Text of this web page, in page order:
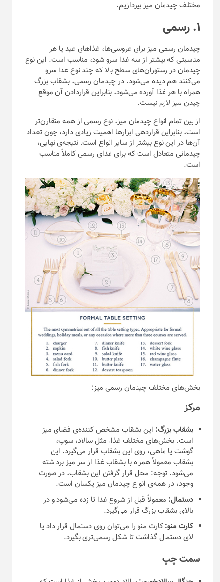
مختلف چیدمان میز بپردازیم.
۱. رسمی
چیدمان رسمی میز برای عروسی‌ها، غذا‌های عید یا هر
مناسبتی که بیشتر از سه غذا سرو شود، مناسب است. این نوع
چیدمان در رستوران‌های سطح بالا که چند نوع غذا سرو
می‌کنند هم دیده می‌شود. در چیدمان رسمی، بشقاب بزرگ
همراه با هر غذا آورده می‌شود، بنابراین قراردادن آن موقع
چیدن میز لازم نیست.
از بین تمام انواع چیدمان میز، نوع رسمی از همه متقارن‌تر
است، بنابراین قراردهی ابزار‌ها اهمیت زیادی دارد، چون تعداد
آن‌ها در این نوع بیشتر از سایر انواع است. نتیجه‌ی نهایی،
چیدمانی متعادل است که برای غذای رسمی کاملاً مناسب
است.
بخش‌های مختلف چیدمان رسمی میز:
مرکز
بشقاب بزرگ: این بشقاب مشخص کننده‌ی فضای میز
است. بخش‌های مختلف غذا، مثل سالاد، سوپ،
گوشت یا ماهی، روی این بشقاب قرار می‌گیرد. این
بشقاب معمولاً همراه با بشقاب غذا از سر میز برداشته
می‌شود. توجه: محل قرار گرفتن این بشقاب، در صورت
وجود، در همه‌ی انواع چیدمان میز یکسان است.
دستمال: معمولاً قبل از شروع غذا تا زده می‌شود و در
بالای بشقاب بزرگ قرار می‌گیرد.
کارت منو: کارت منو را می‌توان روی دستمال قرار داد یا
لای دستمال گذاشت تا شکل رسمی‌تری بگیرد.
سمت چپ